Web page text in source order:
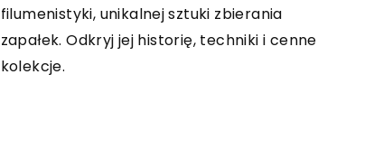
filumenistyki, unikalnej sztuki zbierania
zapałek. Odkryj jej historię, techniki i cenne
kolekcje.